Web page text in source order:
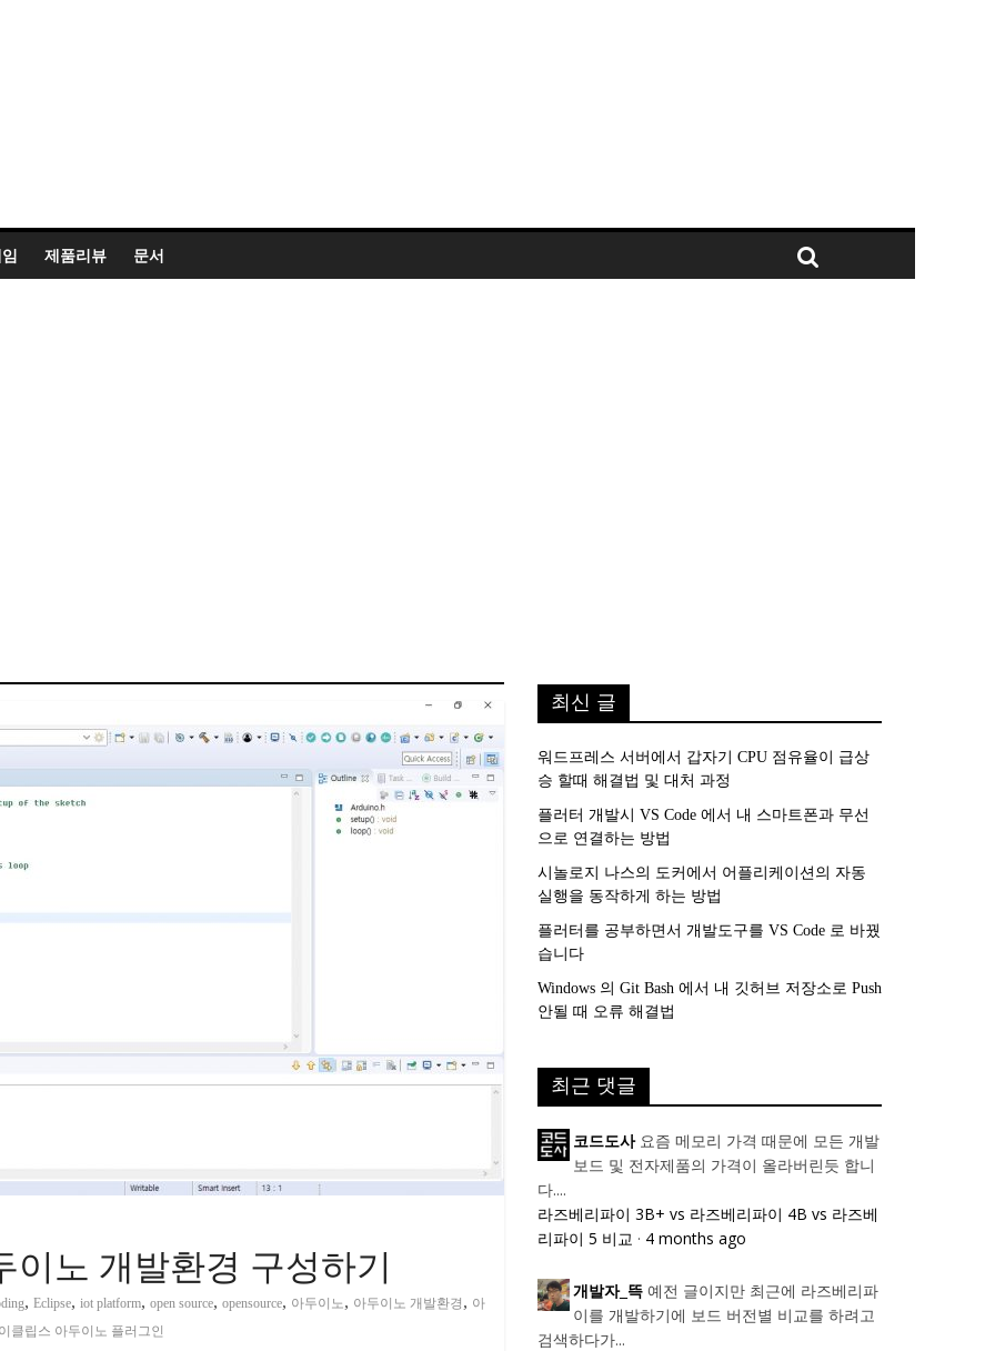
제품리뷰 문서
노 개발환경 구성하기
, Eclipse, iot platform, open source, opensource, 아두이노, 아두이노 개발환경 , 아
클립스 아두이노 플러그인
최신 글
워드프레스 서버에서 갑자기 CPU 점유율이 급상
승 할때 해결법 및 대처 과정
플러터 개발시 VS Code 에서 내 스마트폰과 무선
으로 연결하는 방법
시놀로지 나스의 도커에서 어플리케이션의 자동
실행을 동작하게 하는 방법
플러터를 공부하면서 개발도구를 VS Code 로 바꿨
습니다
Windows 의 Git Bash 에서 내 깃허브 저장소로 Push
안될 때 오류 해결법
최근 댓글
코드도사 요즘 메모리 가격 때문에 모든 개발
보드 및 전자제품의 가격이 올라버린듯 합니
다....
라즈베리파이 3B+ vs 라즈베리파이 4B vs 라즈베
리파이 5 비교 · 4 months ago
개발자_뜩 예전 글이지만 최근에 라즈베리파
이를 개발하기에 보드 버전별 비교를 하려고
검색하다가...